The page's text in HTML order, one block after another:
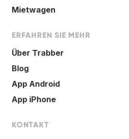
Mietwagen
ERFAHREN SIE MEHR
Über Trabber
Blog
App Android
App iPhone
KONTAKT